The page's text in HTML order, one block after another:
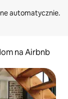
na Airbnb